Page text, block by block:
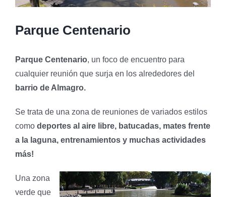
Parque Centenario
Parque Centenario, un foco de encuentro para
cualquier reunión que surja en los alrededores del
barrio de Almagro.
Se trata de una zona de reuniones de variados estilos
como deportes al aire libre, batucadas, mates frente
a la laguna, entrenamientos y muchas actividades
más!
Una zona
verde que